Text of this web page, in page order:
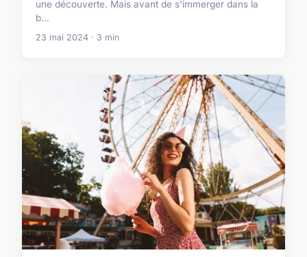
une découverte. Mais avant de s'immerger dans la
b...
23 mai 2024 · 3 min